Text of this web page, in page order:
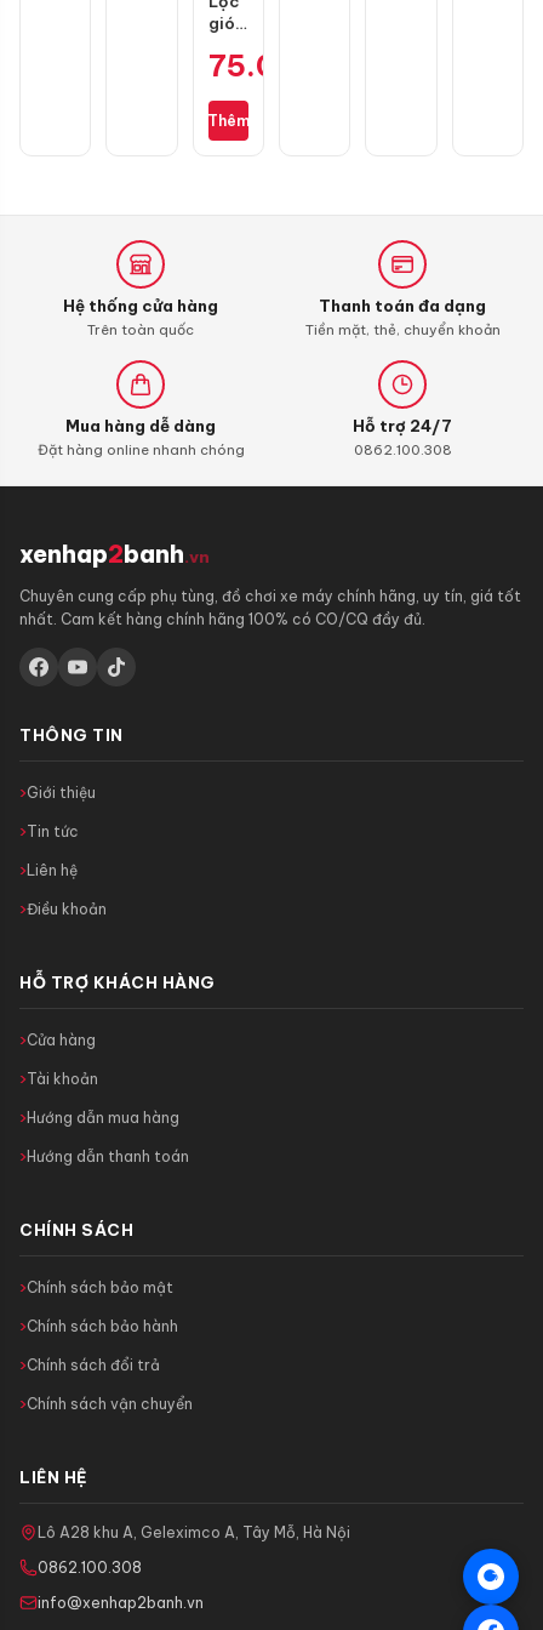
gió
cho
S110,
RSX
con)
75.000
Thêm
Hệ thống cửa hàng
Trên toàn quốc
Thanh toán đa dạng
Tiền mặt, thẻ, chuyển khoản
Mua hàng dễ dàng
Đặt hàng online nhanh chóng
Hỗ trợ 24/7
0862.100.308
xenhap2banh.vn
Chuyên cung cấp phụ tùng, đồ chơi xe máy chính hãng, uy tín, giá tốt
nhất. Cam kết hàng chính hãng 100% có CO/CQ đầy đủ.
THÔNG TIN
Giới thiệu
Tin tức
Liên hệ
Điều khoản
HỖ TRỢ KHÁCH HÀNG
Cửa hàng
Tài khoản
Hướng dẫn mua hàng
Hướng dẫn thanh toán
CHÍNH SÁCH
Chính sách bảo mật
Chính sách bảo hành
Chính sách đổi trả
Chính sách vận chuyển
LIÊN HỆ
Lô A28 khu A, Geleximco A, Tây Mỗ, Hà Nội
0862.100.308
info@xenhap2banh.vn